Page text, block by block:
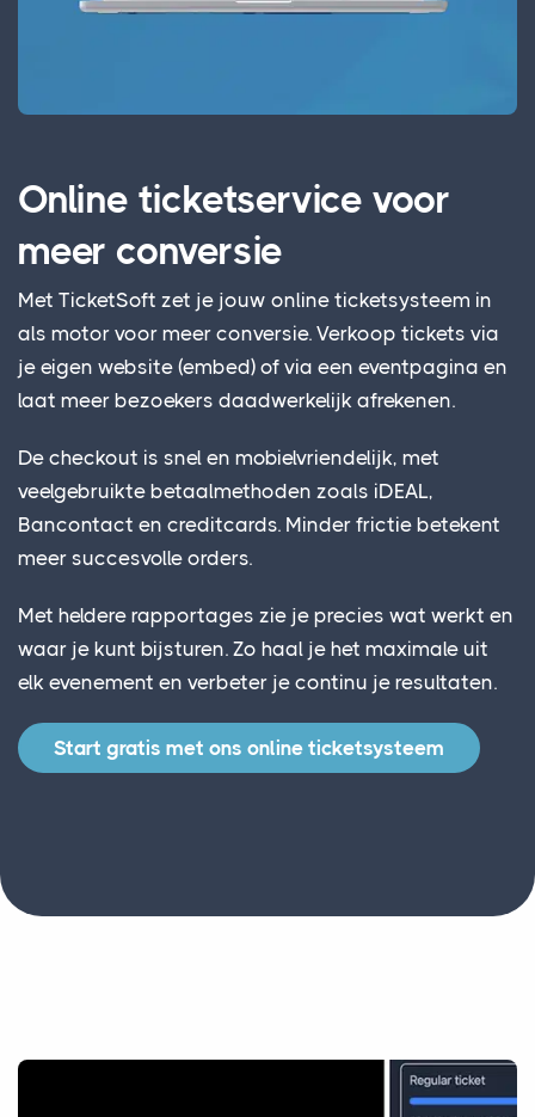
Online ticketservice voor
meer conversie
Met TicketSoft zet je jouw online ticketsysteem in
als motor voor meer conversie. Verkoop tickets via
je eigen website (embed) of via een eventpagina en
laat meer bezoekers daadwerkelijk afrekenen.
De checkout is snel en mobielvriendelijk, met
veelgebruikte betaalmethoden zoals iDEAL,
Bancontact en creditcards. Minder frictie betekent
meer succesvolle orders.
Met heldere rapportages zie je precies wat werkt en
waar je kunt bijsturen. Zo haal je het maximale uit
elk evenement en verbeter je continu je resultaten.
Start gratis met ons online ticketsysteem